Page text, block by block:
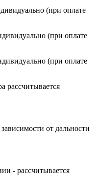
(при оплате
(при оплате
(при оплате
рассчитывается
от дальности
- рассчитывается